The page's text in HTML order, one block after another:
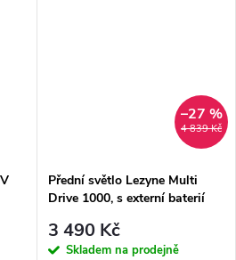
4 839 Kč
–27 %
Přední světlo Lezyne Multi
Drive 1000, s externí baterií
3 490 Kč
Skladem na prodejně